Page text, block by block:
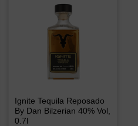
Ignite Tequila Reposado
By Dan Bilzerian 40% Vol,
0.7l